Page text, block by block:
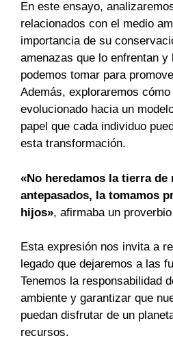
En este ensayo,
relacionados con el medio
importancia de su
amenazas que lo enfrentan y
podemos tomar para
Además, exploraremos
evolucionado hacia un
papel que cada individuo
esta transformación.
«No heredamos la tierra de
antepasados, la tomamos
hijos», afirmaba un
Esta expresión nos invita a
legado que dejaremos a las
Tenemos la responsabilidad
ambiente y garantizar que
puedan disfrutar de un
recursos.